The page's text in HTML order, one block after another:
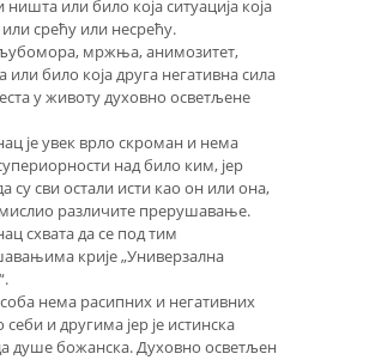
ништа или било која ситуација која
срећу или несрећу.
мржња, анимозитет,
или било која друга негативна сила
у животу духовно осветљене
је увек врло скроман и нема
над било ким, јер
су сви остали исти као он или она,
различите прерушавање.
схвата да се под тим
крије „Универзална
нема расипних и негативних
себи и другима јер је истинска
душе божанска. Духовно осветљен